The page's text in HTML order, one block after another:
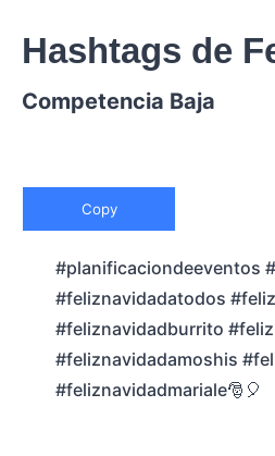
Hashtags de
Competencia Baja
Copy
#planificaciondeeventos
#feliznavidadatodos
#feliznavidadburrito
#feliznavidadamoshis
#feliznavidadmariale🎅🎈